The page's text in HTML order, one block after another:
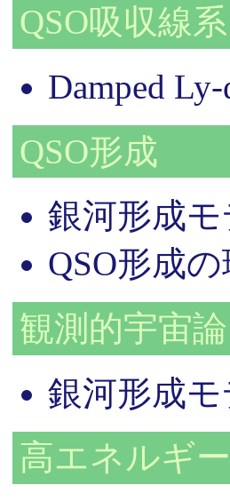
QSO吸収線系
Damped
QSO形成
銀河形成
QSO形成
観測的宇宙論
銀河形成
高エネルギ